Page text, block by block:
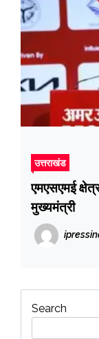
उत्तराखंड
एमएसएमई
मुख्यमंत्री
Search